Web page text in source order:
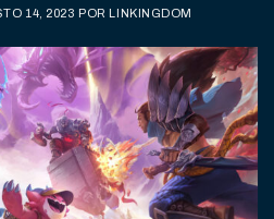
14, 2023 POR LINKINGDOM